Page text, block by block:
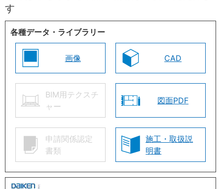
す
各種データ・ライブラリー
画像 CAD
BIM用テクスチ
ャー
図面PDF
申請関係認定
書類
施工・取扱説
明書